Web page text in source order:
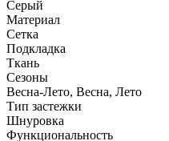
Серый
Материал
Сетка
Подкладка
Ткань
Сезоны
Весна-Лето, Весна, Лето
Тип застежки
Шнуровка
Функциональность